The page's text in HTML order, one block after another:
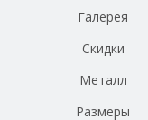
Галерея
Скидки
Металл
Размеры